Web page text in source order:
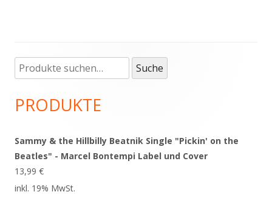
Haupt-
Seitenleiste
Suche
nach:
Suche
PRODUKTE
Sammy & the Hillbilly Beatnik Single "Pickin' on the
Beatles" - Marcel Bontempi Label und Cover
13,99 €
inkl. 19% MwSt.